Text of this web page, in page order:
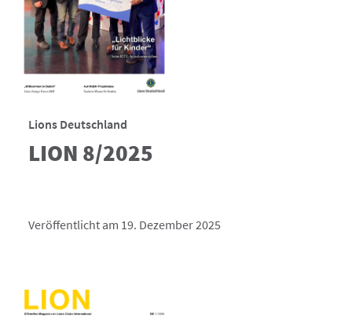
Lions Deutschland
LION 8/2025
Veröffentlicht am 19. Dezember 2025